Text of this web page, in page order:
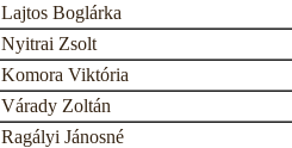
Lajtos Boglárka
Nyitrai Zsolt
Komora Viktória
Várady Zoltán
Ragályi Jánosné